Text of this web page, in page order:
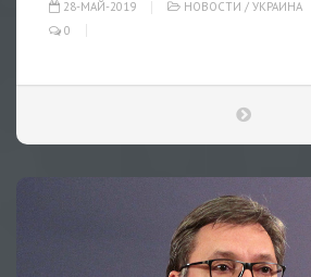
28-МАЙ-2019 НОВОСТИ / УКРАИНА
0